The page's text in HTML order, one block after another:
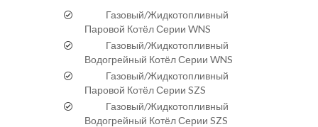
Газовый/Жидкотопливный
Паровой Котёл Серии WNS
Газовый/Жидкотопливный
Водогрейный Котёл Серии WNS
Газовый/Жидкотопливный
Паровой Котёл Серии SZS
Газовый/Жидкотопливный
Водогрейный Котёл Серии SZS